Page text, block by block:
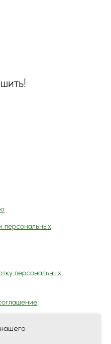
персональных
персональных